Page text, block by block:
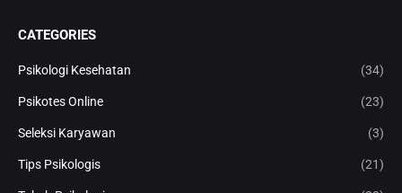
CATEGORIES
Psikologi Kesehatan (34)
Psikotes Online (23)
Seleksi Karyawan (3)
Tips Psikologis (21)